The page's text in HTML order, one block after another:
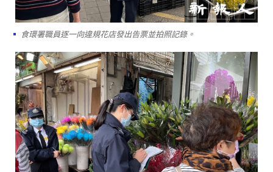
食環署職員逐一向違規花店發出告票並拍照記錄。